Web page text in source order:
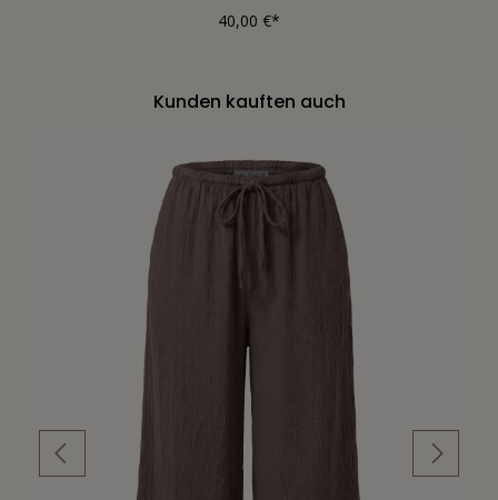
40,00 €*
Kunden kauften auch